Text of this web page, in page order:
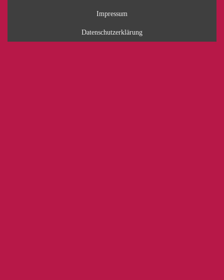
Impressum
Datenschutzerklärung